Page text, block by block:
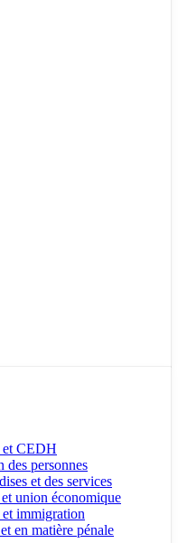
et CEDH
personnes
et des services
union économique
immigration
en matière pénale